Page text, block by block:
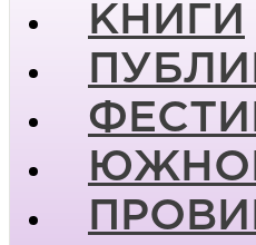
КНИГИ